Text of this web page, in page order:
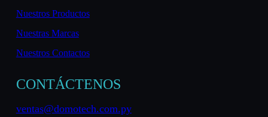
Nuestros Productos
Nuestras Marcas
Nuestros Contactos
CONTÁCTENOS
ventas@domotech.com.py